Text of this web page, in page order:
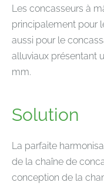
Les concasseurs à
principalement pour
aussi pour le
alluviaux présentant
mm.
Solution
La parfaite
de la chaîne de
conception de la